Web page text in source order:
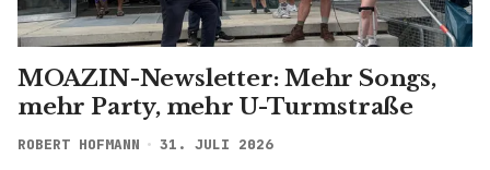
MOAZIN-Newsletter: Mehr Songs,
mehr Party, mehr U-Turmstraße
ROBERT HOFMANN 31. JULI 2026